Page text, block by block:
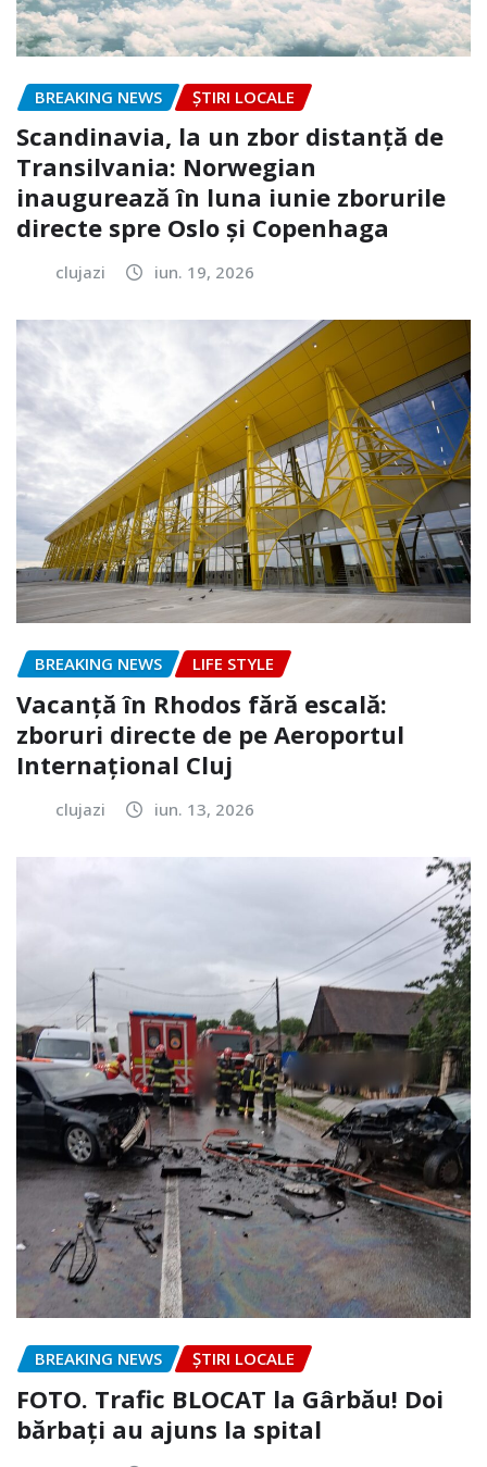
BREAKING NEWS ȘTIRI LOCALE
Scandinavia, la un zbor distanță de
Transilvania: Norwegian
inaugurează în luna iunie zborurile
directe spre Oslo și Copenhaga
clujazi iun. 19, 2026
BREAKING NEWS LIFE STYLE
Vacanță în Rhodos fără escală:
zboruri directe de pe Aeroportul
Internațional Cluj
clujazi iun. 13, 2026
BREAKING NEWS ȘTIRI LOCALE
FOTO. Trafic BLOCAT la Gârbău! Doi
bărbați au ajuns la spital